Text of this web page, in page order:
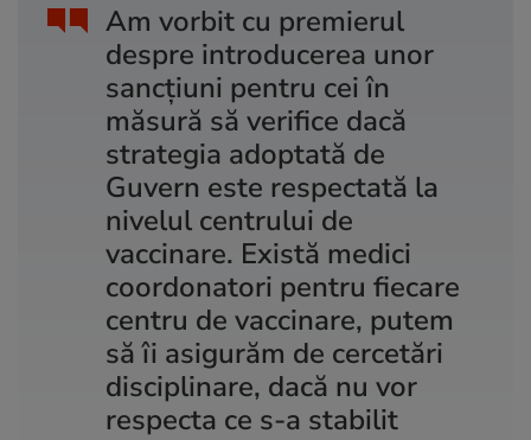
Am vorbit cu premierul
despre introducerea unor
sancțiuni pentru cei în
măsură să verifice dacă
strategia adoptată de
Guvern este respectată la
nivelul centrului de
vaccinare. Există medici
coordonatori pentru fiecare
centru de vaccinare, putem
să îi asigurăm de cercetări
disciplinare, dacă nu vor
respecta ce s-a stabilit